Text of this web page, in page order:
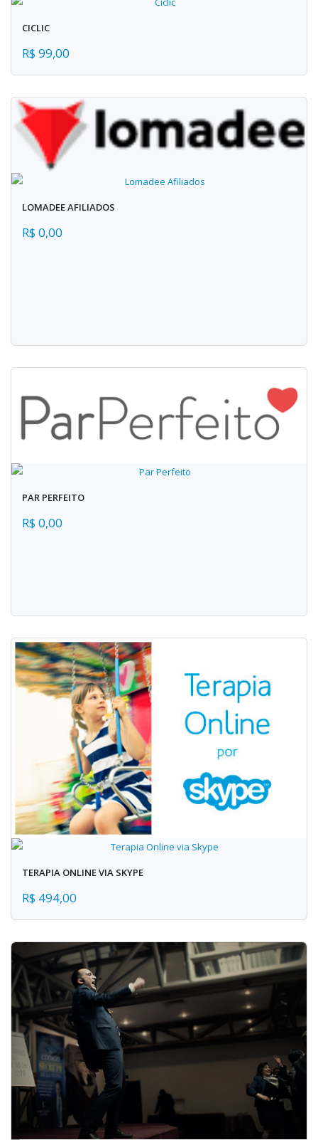
CICLIC
R$ 99,00
LOMADEE AFILIADOS
R$ 0,00
PAR PERFEITO
R$ 0,00
TERAPIA ONLINE VIA SKYPE
R$ 494,00